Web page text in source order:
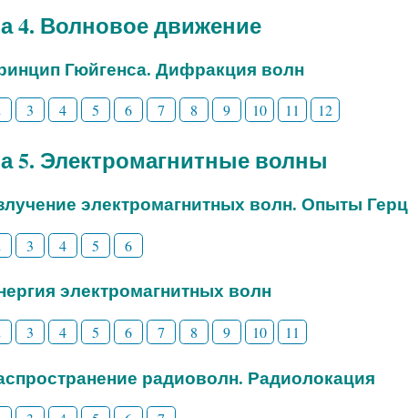
4. Волновое движение
Гюйгенса. Дифракция волн
3 4 5 6 7 8 9 10 11 12
5. Электромагнитные волны
электромагнитных волн. Опыты
3 4 5 6
электромагнитных волн
3 4 5 6 7 8 9 10 11
радиоволн. Радиолокация